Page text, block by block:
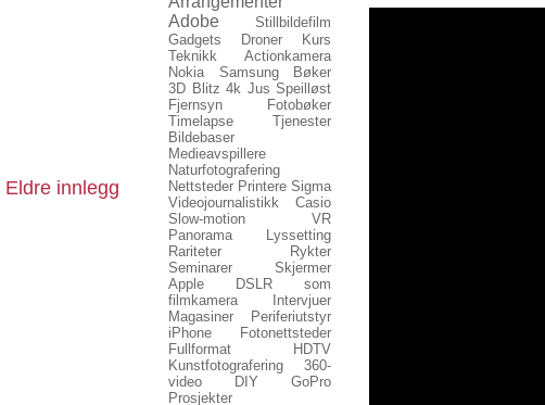
Eldre innlegg
Adobe
Stillbildefilm
Gadgets
Droner
Kurs
Teknikk
Actionkamera
Nokia
Samsung
Bøker
3D Blitz 4k Jus Speilløst
Fjernsyn
Fotobøker
Timelapse
Tjenester
Bildebaser
Medieavspillere
Naturfotografering
Nettsteder Printere Sigma
Videojournalistikk
Casio
Slow-motion
VR
Panorama
Lyssetting
Rariteter
Rykter
Seminarer
Skjermer
Apple
DSLR som
filmkamera
Intervjuer
Magasiner
Periferiutstyr
iPhone
Fotonettsteder
Fullformat
HDTV
Kunstfotografering
360-
video
DIY
GoPro
Prosjekter